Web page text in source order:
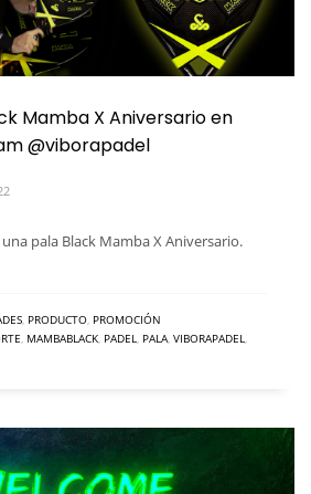
Mamba X Aniversario en
@viborapadel
una pala Black Mamba X Aniversario.
PRODUCTO PROMOCIÓN
MAMBABLACK PADEL PALA VIBORAPADEL